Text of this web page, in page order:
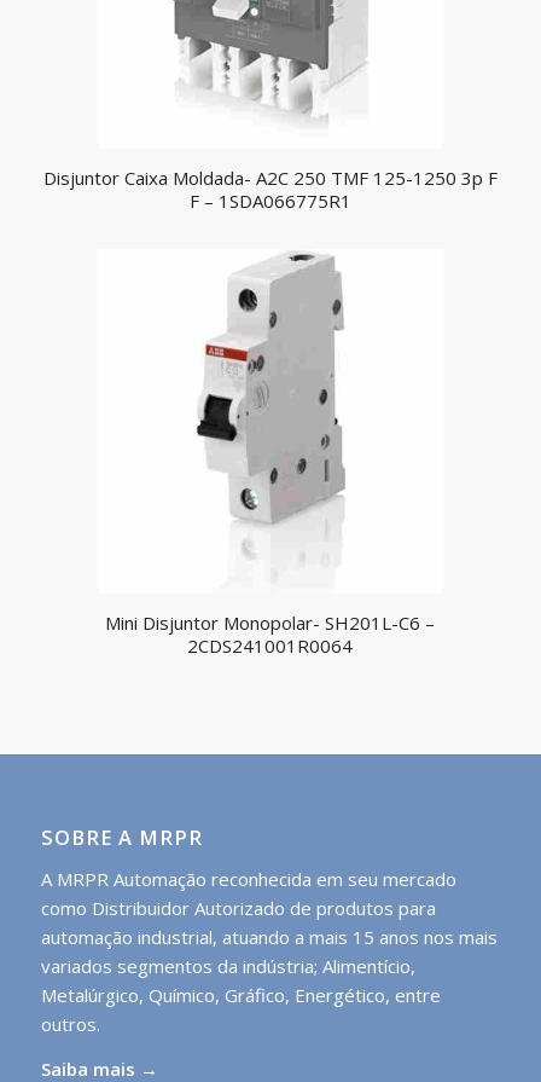
Disjuntor Caixa Moldada- A2C 250 TMF 125-1250 3p F
F – 1SDA066775R1
Mini Disjuntor Monopolar- SH201L-C6 –
2CDS241001R0064
SOBRE A MRPR
A MRPR Automação reconhecida em seu mercado
como Distribuidor Autorizado de produtos para
automação industrial, atuando a mais 15 anos nos mais
variados segmentos da indústria; Alimentício,
Metalúrgico, Químico, Gráfico, Energético, entre
outros.
Saiba mais →